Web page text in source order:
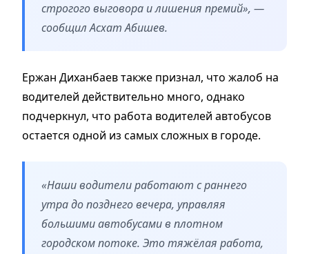
строгого выговора и лишения премий», —
сообщил Асхат Абишев.
Ержан Диханбаев также признал, что жалоб на
водителей действительно много, однако
подчеркнул, что работа водителей автобусов
остается одной из самых сложных в городе.
«Наши водители работают с раннего
утра до позднего вечера, управляя
большими автобусами в плотном
городском потоке. Это тяжёлая работа,